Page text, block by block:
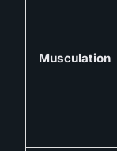
Musculation